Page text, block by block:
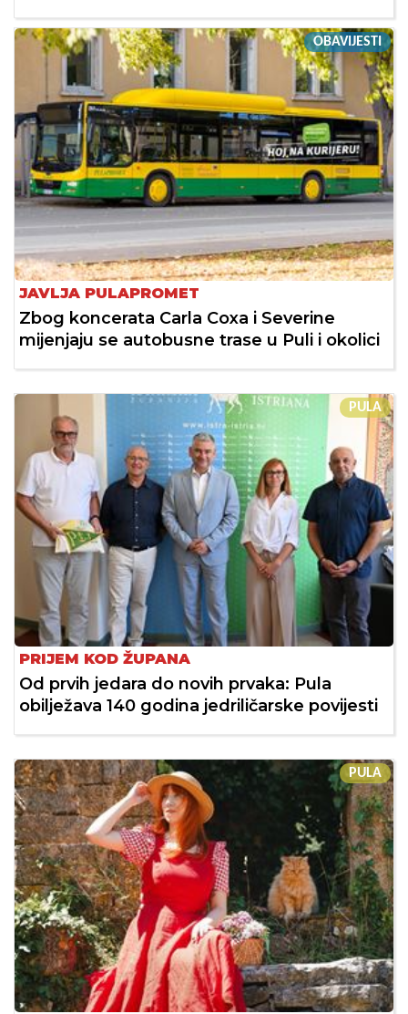
OBAVIJESTI
JAVLJA PULAPROMET
Zbog koncerata Carla Coxa i Severine
mijenjaju se autobusne trase u Puli i okolici
PULA
PRIJEM KOD ŽUPANA
Od prvih jedara do novih prvaka: Pula
obilježava 140 godina jedriličarske povijesti
PULA